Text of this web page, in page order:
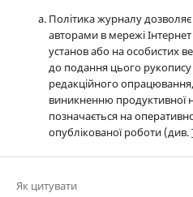
Політика журналу
авторами в мережі
установ або на особистих
до подання цього рукопису
редакційного
виникненню продуктивної
позначається на
опублікованої роботи (див.
Як цитувати